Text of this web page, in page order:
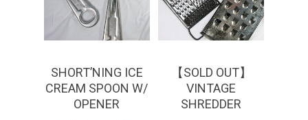
SHORT’NING ICE
CREAM SPOON W/
OPENER
【SOLD OUT】
VINTAGE
SHREDDER